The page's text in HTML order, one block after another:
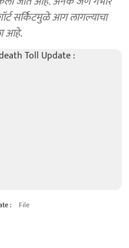
सर्किटमुळे आग लागल्याचा
आहे.
: File